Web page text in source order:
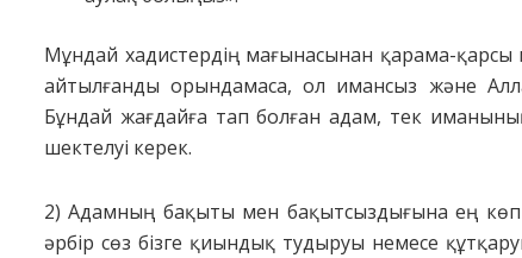
Мұндай хадистердің мағынасынан қарама-
айтылғанды орындамаса, ол имансыз және
Бұндай жағдайға тап болған адам, тек
шектелуі керек.
2) Адамның бақыты мен бақытсыздығына ең
әрбір сөз бізге қиындық тудыруы немесе